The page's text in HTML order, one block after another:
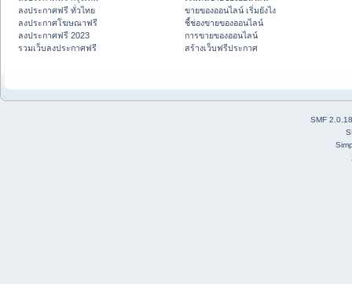
ลงประกาศฟรี ทั่วไทย
ลงประกาศโฆษณาฟรี
ลงประกาศฟรี 2023
รวมเว็บลงประกาศฟรี
ขายของออนไลน์ เริ่มยังไง
ชี้ช่องขายของออนไลน์
การขายของออนไลน์
สร้างเว็บฟรีประกาศ
SMF 2.0.18